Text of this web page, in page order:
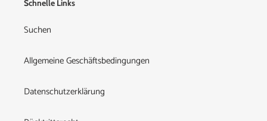
Schnelle Links
Suchen
Allgemeine Geschäftsbedingungen
Datenschutzerklärung